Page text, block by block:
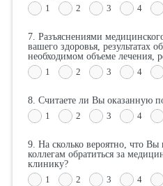
1
2 3 4
7. Разъяснениями
вашего здоровья, результатах
необходимом объеме лечения,
1
2 3 4
8. Считаете ли Вы оказанную
1
2 3 4
9. На сколько вероятно, что
коллегам обратиться за
клинику?
1
2 3 4